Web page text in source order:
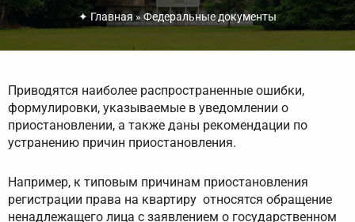
✦ Главная»Федеральные документы
Приводятся наиболее распространенные ошибки,
формулировки, указываемые в уведомлении о
приостановлении, а также даны рекомендации по
устранению причин приостановления.
Например, к типовым причинам приостановления
регистрации права на квартиру относятся обращение
ненадлежащего лица с заявлением о государственном